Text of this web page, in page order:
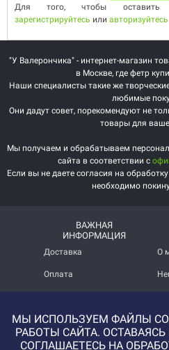
Для того, чтобы оставить
зарегистрируйтесь или авторизуйтесь
"У Валерончика" - интернет-магазин
в Москве, где фетр
Наши специалисты такие же
любимые
Они дадут совет, порекомендуют не
товары для
Мы получаем и обрабатываем
сайта в соответствии с
Если вы не даете согласия на
необходимо
ВАЖНАЯ
ИНФОРМАЦИЯ
Доставка
Оплата
Политика
конфиденциальности
О
и
МЫ ИСПОЛЬЗУЕМ ФАЙЛЫ
РАБОТЫ САЙТА.
СОГЛАШАЕТЕСЬ НА